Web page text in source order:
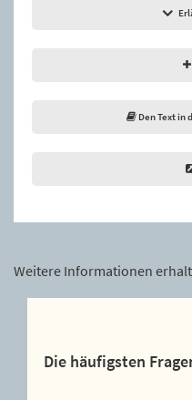
Den Text in
Weitere Informationen
Die häufigsten